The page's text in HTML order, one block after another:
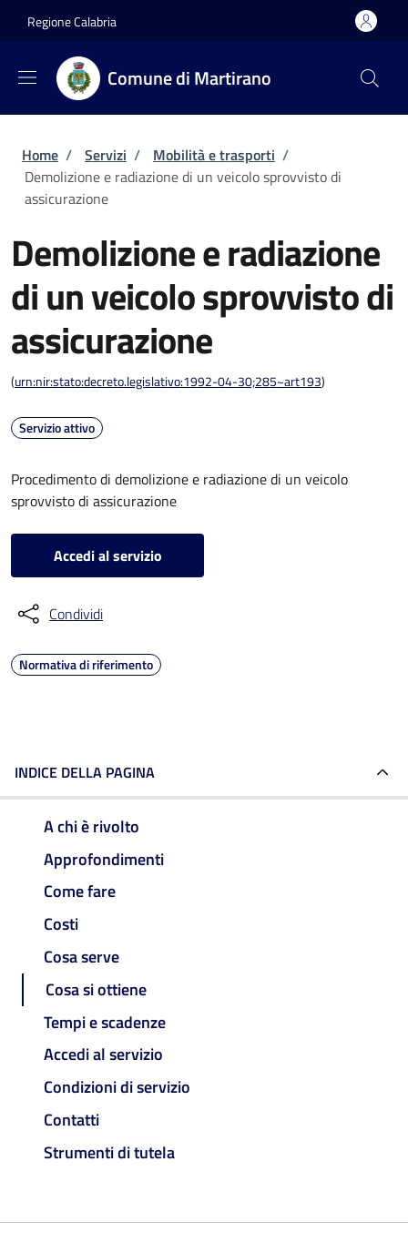
Regione Calabria
Comune di Martirano
Briciole di pane
Home / Servizi / Mobilità e trasporti /
Demolizione e radiazione di un veicolo sprovvisto di
assicurazione
Demolizione e radiazione
di un veicolo sprovvisto di
assicurazione
(urn:nir:stato:decreto.legislativo:1992-04-30;285~art193)
Servizio attivo
Procedimento di demolizione e radiazione di un veicolo
sprovvisto di assicurazione
Accedi al servizio
Condividi
Normativa di riferimento
INDICE DELLA PAGINA
A chi è rivolto
Approfondimenti
Come fare
Costi
Cosa serve
Cosa si ottiene
Tempi e scadenze
Accedi al servizio
Condizioni di servizio
Contatti
Strumenti di tutela